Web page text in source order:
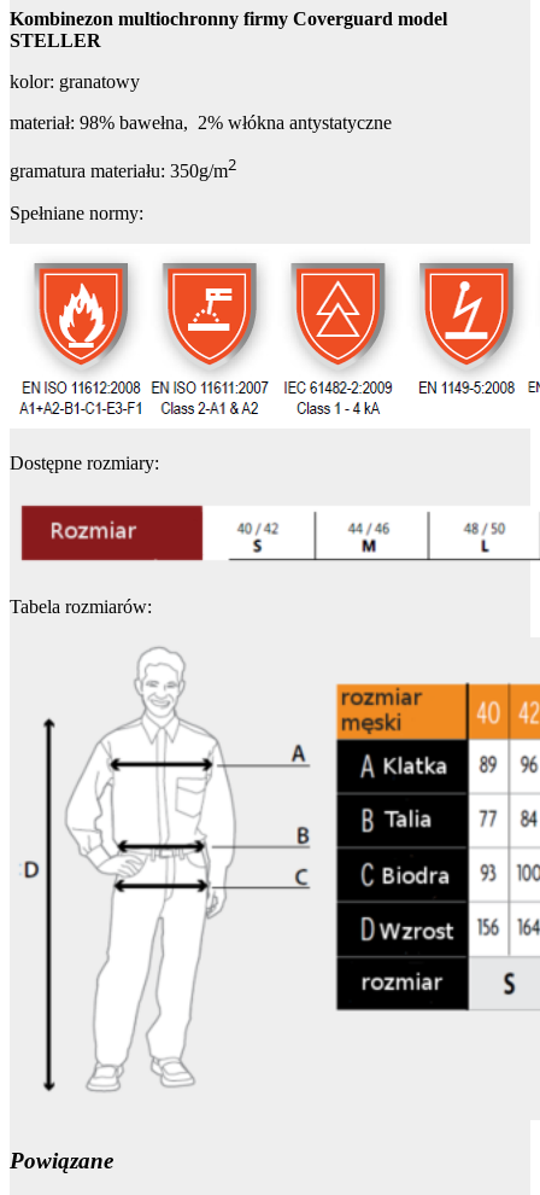
Kombinezon multiochronny firmy Coverguard model
STELLER
kolor: granatowy
materiał: 98% bawełna, 2% włókna antystatyczne
gramatura materiału: 350g/m2
Spełniane normy:
Dostępne rozmiary:
Tabela rozmiarów:
Powiązane